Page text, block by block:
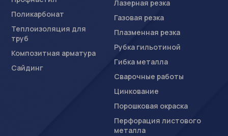
Поликарбонат
Теплоизоляция для
труб
Композитная арматура
Сайдинг
Лазерная резка
Газовая резка
Плазменная резка
Рубка гильотиной
Гибка металла
Сварочные работы
Цинкование
Порошковая окраска
Перфорация листового
металла